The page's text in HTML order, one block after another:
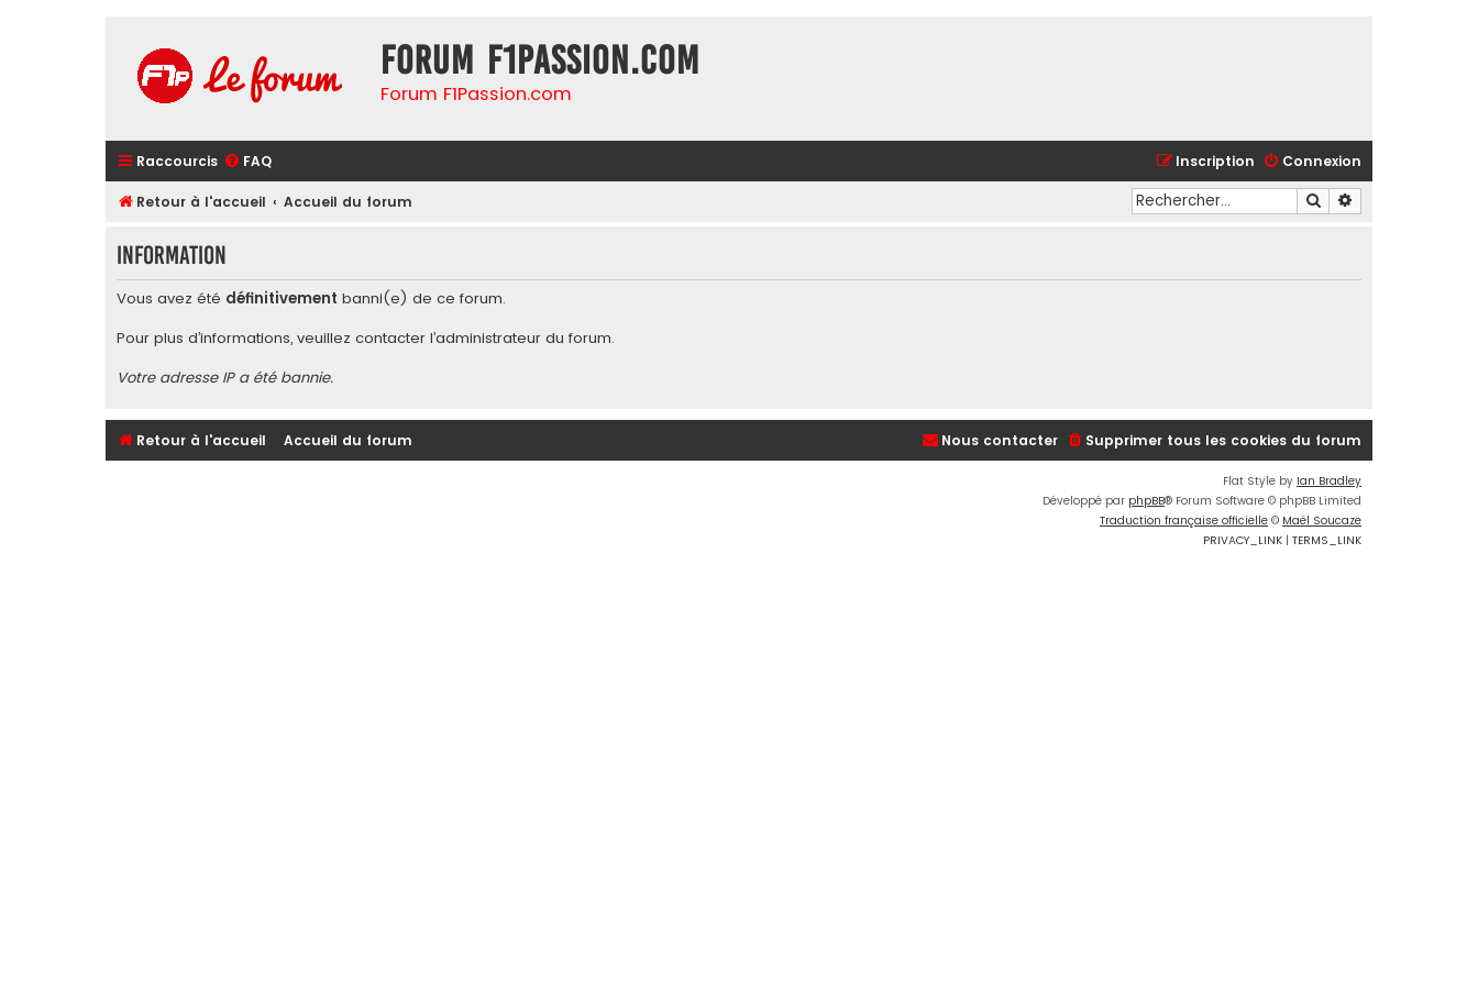
Forum F1Passion.com
Forum F1Passion.com
Raccourcis FAQ Connexion
Inscription
Retour à l'accueil Accueil du forum Rechercher
Information
Vous avez été définitivement banni(e) de ce forum.
Pour plus d’informations, veuillez contacter l’administrateur du forum.
Votre adresse IP a été bannie.
Retour à l'accueil Accueil du forum Supprimer tous les cookies du forum
Nous contacter
Flat Style by Ian Bradley
Développé par phpBB® Forum Software © phpBB Limited
Traduction française officielle © Maël Soucaze
PRIVACY_LINK | TERMS_LINK